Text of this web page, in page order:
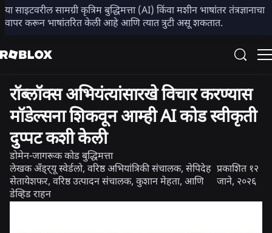
या साइटवरील सामग्री कृत्रिम बुद्धिमत्ता (AI) किंवा मशीन भाषांतर तंत्रज्ञानाचा
वापर करून भाषांतरित केली आहे आणि त्यात त्रुटी असू शकतात.
शेअर करा
अभियांत्रिकी
रॉब्लॉक्स अभियंत्यांसारखे विचार करण्यास
मॉडेल्सना शिकवून आम्ही AI कोड स्वीकृती
दुप्पट कशी केली
डोमेन-जागरूक कोड बुद्धिमत्ता
लेखकअँड्र्यू स्वेर्डलो, वरिष्ठ अभियांत्रिकी संचालक, सेपिदेह
सेतायेशफर, वरिष्ठ उत्पादन संचालक, कुशान मेहता, आणि
डेव्हिड राहन
प्रकाशित १२
जाने, २०२६